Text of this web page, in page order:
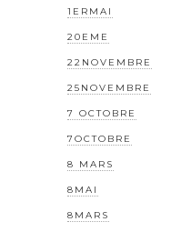
1ERMAI
20EME
22NOVEMBRE
25NOVEMBRE
7 OCTOBRE
7OCTOBRE
8 MARS
8MAI
8MARS